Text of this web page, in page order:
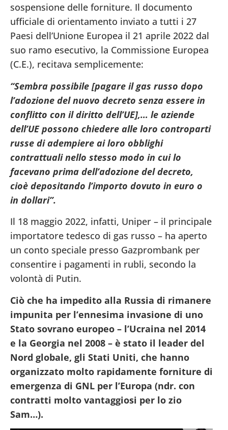
sospensione delle forniture. Il documento
ufficiale di orientamento inviato a tutti i 27
Paesi dell’Unione Europea il 21 aprile 2022 dal
suo ramo esecutivo, la Commissione Europea
(C.E.), recitava semplicemente:
“Sembra possibile [pagare il gas russo dopo
l’adozione del nuovo decreto senza essere in
conflitto con il diritto dell’UE],… le aziende
dell’UE possono chiedere alle loro controparti
russe di adempiere ai loro obblighi
contrattuali nello stesso modo in cui lo
facevano prima dell’adozione del decreto,
cioè depositando l’importo dovuto in euro o
in dollari”.
Il 18 maggio 2022, infatti, Uniper – il principale
importatore tedesco di gas russo – ha aperto
un conto speciale presso Gazprombank per
consentire i pagamenti in rubli, secondo la
volontà di Putin.
Ciò che ha impedito alla Russia di rimanere
impunita per l’ennesima invasione di uno
Stato sovrano europeo – l’Ucraina nel 2014
e la Georgia nel 2008 – è stato il leader del
Nord globale, gli Stati Uniti, che hanno
organizzato molto rapidamente forniture di
emergenza di GNL per l’Europa (ndr. con
contratti molto vantaggiosi per lo zio
Sam…).